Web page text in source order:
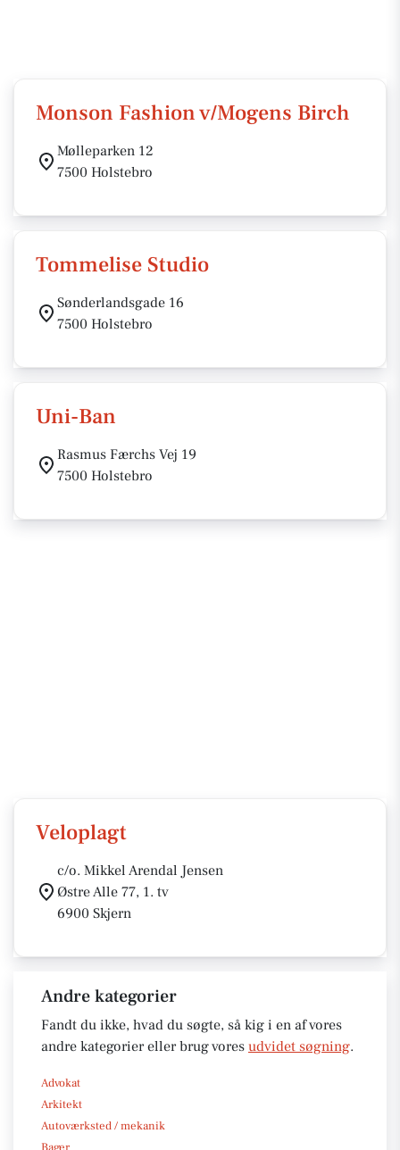
Monson Fashion v/Mogens Birch
Mølleparken 12
7500 Holstebro
Tommelise Studio
Sønderlandsgade 16
7500 Holstebro
Uni-Ban
Rasmus Færchs Vej 19
7500 Holstebro
Veloplagt
c/o. Mikkel Arendal Jensen
Østre Alle 77, 1. tv
6900 Skjern
Andre kategorier
Fandt du ikke, hvad du søgte, så kig i en af vores
andre kategorier eller brug vores udvidet søgning.
Advokat
Arkitekt
Autoværksted / mekanik